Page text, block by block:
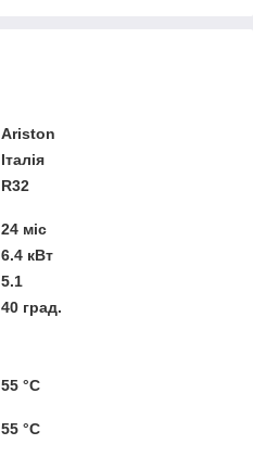
Ariston
Італія
R32
24 міс
6.4 кВт
5.1
40 град.
55 °С
55 °С